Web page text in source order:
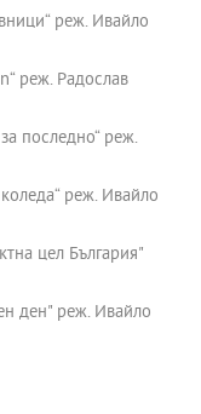
реж. Ивайло
реж. Радослав
последно“ реж.
реж. Ивайло
цел България"
ден" реж. Ивайло